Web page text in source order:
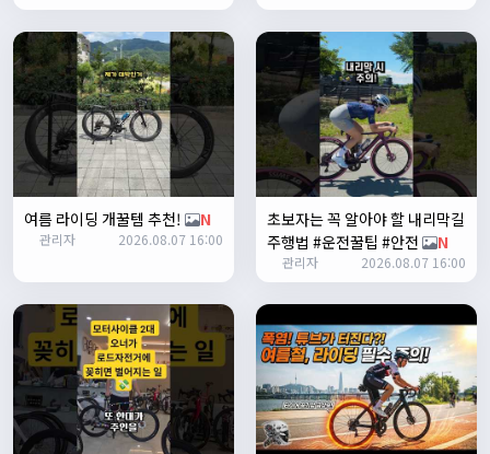
안녕하세요
1/27/2025
루나워커20:37:55
좋네요. 이것저것 많이요
열심히타자 21:12:34
설연휴인데 날씨가..ㅠㅠ
1/28/2025
꼬유10:07:01
2chun09:38:46
명절 잘 보내세요~!
명신이12:33:45
명절 잘보내세요~
2/1/2025
Leepi08:05:10
여름 라이딩 개꿀템 추천! N
관리자 2026.08.07 16:00
초보자는 꼭 알아야 할 내리막길
주행법 #운전꿀팁 #안전
N
관리자 2026.08.07 16:00